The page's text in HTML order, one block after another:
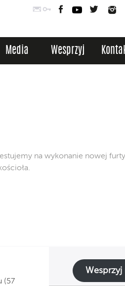
PocztaLogowanie
FacebookYouTubeTwitter
Media Wesprzyj
na wykonanie nowej
(57
Wesprzyj